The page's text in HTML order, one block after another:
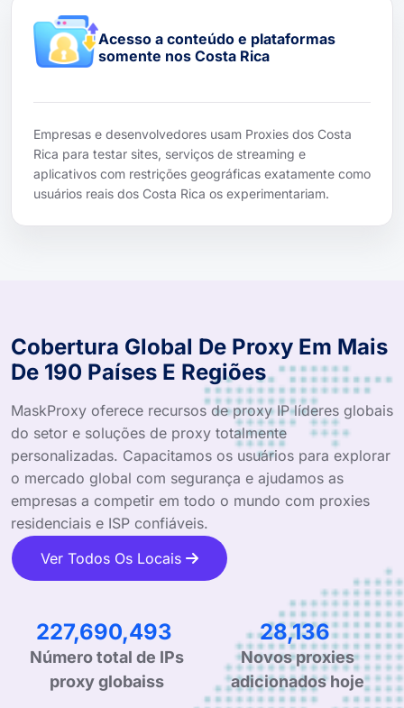
Acesso a conteúdo e plataformas
somente nos Costa Rica
Empresas e desenvolvedores usam Proxies dos Costa
Rica para testar sites, serviços de streaming e
aplicativos com restrições geográficas exatamente como
usuários reais dos Costa Rica os experimentariam.
Cobertura Global De Proxy Em Mais
De 190 Países E Regiões
MaskProxy oferece recursos de proxy IP líderes globais
do setor e soluções de proxy totalmente
personalizadas. Capacitamos os usuários para explorar
o mercado global com segurança e ajudamos as
empresas a competir em todo o mundo com proxies
residenciais e ISP confiáveis.
Ver Todos Os Locais
341,731,015
Número total de IPs
proxy globaiss
42,521
Novos proxies
adicionados hoje